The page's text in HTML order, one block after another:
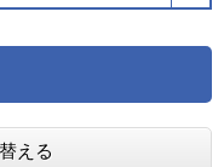
える